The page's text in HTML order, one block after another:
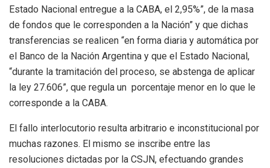
Estado Nacional entregue a la CABA, el 2,95%”, de la masa
de fondos que le corresponden a la Nación” y que dichas
transferencias se realicen “en forma diaria y automática por
el Banco de la Nación Argentina y que el Estado Nacional,
“durante la tramitación del proceso, se abstenga de aplicar
la ley 27.606”, que regula un porcentaje menor en lo que le
corresponde a la CABA.
El fallo interlocutorio resulta arbitrario e inconstitucional por
muchas razones. El mismo se inscribe entre las
resoluciones dictadas por la CSJN, efectuando grandes